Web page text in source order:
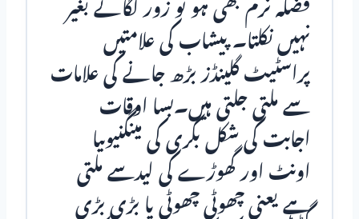
فضلہ نرم بھی ہو تو زور لگائے بغیر
نہیں نکلتا۔ پیشاب کی علامتیں
پراسٹیٹ گلینڈز بڑھ جانے کی علامات
سے ملتی جلتی ہیں۔بسا اوقات
اجابت کی شکل بکری کی مینگنیوںیا
اونٹ اور گھوڑے کی لیدسے ملتی
ہے یعنی چھوٹی چھوٹی یا بڑی بڑی